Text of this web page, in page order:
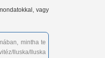
vagy
mintha te
Iluska/Iluska